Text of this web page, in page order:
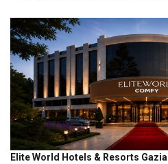
Elite World Hotels & Resorts